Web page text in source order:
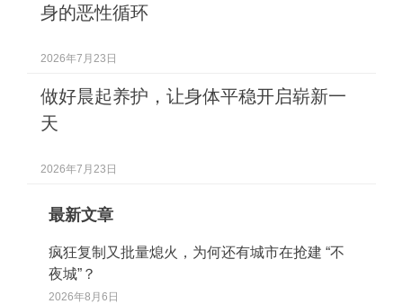
身的恶性循环
2026年7月23日
做好晨起养护，让身体平稳开启崭新一
天
2026年7月23日
最新文章
疯狂复制又批量熄火，为何还有城市在抢建 “不
夜城”？
2026年8月6日